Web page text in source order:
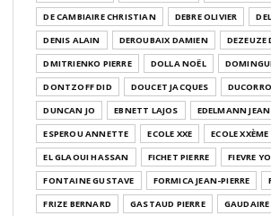
DE CAMBIAIRE CHRISTIAN
DEBRE OLIVIER
DENIS ALAIN
DEROUBAIX DAMIEN
DEZEUZE
DMITRIENKO PIERRE
DOLLA NOËL
DONTZOFF DID
DOUCET JACQUES
DUNCAN JO
EBNETT LAJOS EDELMANN JEAN
ESPEROU ANNETTE
ECOLE XXE
ECOLE XXÈME
EL GLAOUI HASSAN
FICHET PIERRE
FIEVRE
FONTAINE GUSTAVE
FORMICA JEAN-PIERRE
FRIZE BERNARD
GASTAUD PIERRE